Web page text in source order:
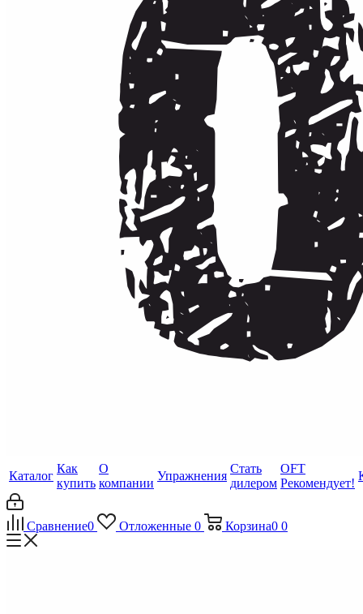
Каталог
Как
купить
О
компании
Упражнения
Стать
дилером
OFT
Рекомендует!
Сравнение0 Отложенные 0 Корзина0 0